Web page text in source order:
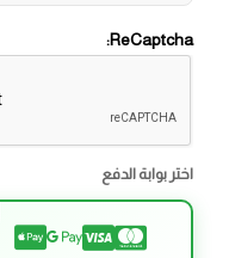
ReCaptcha:
اختر بوابة الدفع